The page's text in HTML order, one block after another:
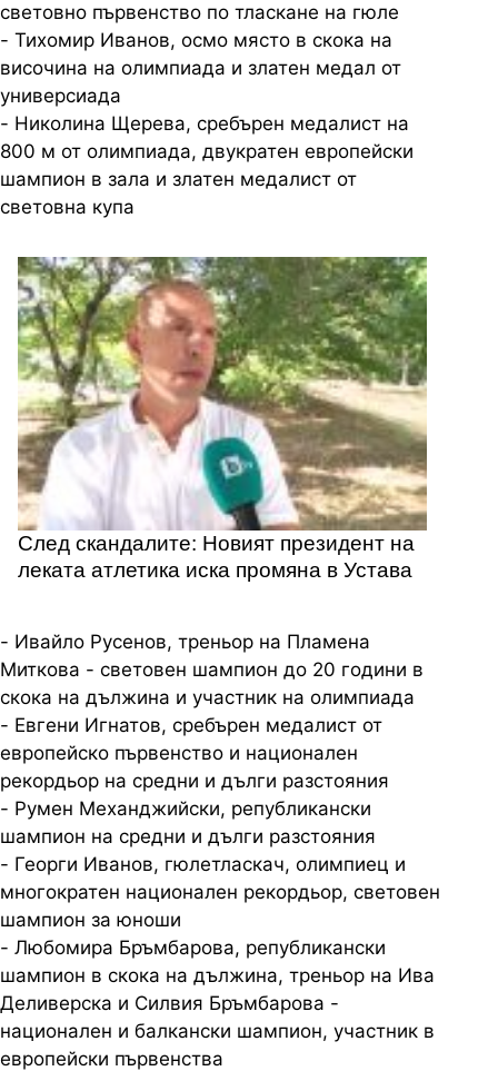
световно първенство по тласкане на гюле
- Тихомир Иванов, осмо място в скока на
височина на олимпиада и златен медал от
универсиада
- Николина Щерева, сребърен медалист на
800 м от олимпиада, двукратен европейски
шампион в зала и златен медалист от
световна купа
След скандалите: Новият президент на
леката атлетика иска промяна в Устава
- Ивайло Русенов, треньор на Пламена
Миткова - световен шампион до 20 години в
скока на дължина и участник на олимпиада
- Евгени Игнатов, сребърен медалист от
европейско първенство и национален
рекордьор на средни и дълги разстояния
- Румен Механджийски, републикански
шампион на средни и дълги разстояния
- Георги Иванов, гюлетласкач, олимпиец и
многократен национален рекордьор, световен
шампион за юноши
- Любомира Бръмбарова, републикански
шампион в скока на дължина, треньор на Ива
Деливерска и Силвия Бръмбарова -
национален и балкански шампион, участник в
европейски първенства